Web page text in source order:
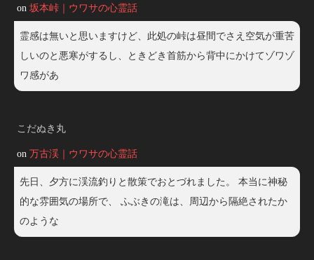
on 坂本峠｜ウワサの心霊話
霊感は無いと思いますけど、此処の峠は昼間でさえ空気が重苦
しいのと悪寒がするし、ときどき首筋から背中にかけてゾワゾ
ワ感があ
こだぬき丸
on 万古渓｜ウワサの心霊話
先日、夕方に渓流釣りと散策でおとづれました。 本当に神秘
的な雰囲気の場所で、 ふぶきの滝は、周辺から隔絶されたか
のような